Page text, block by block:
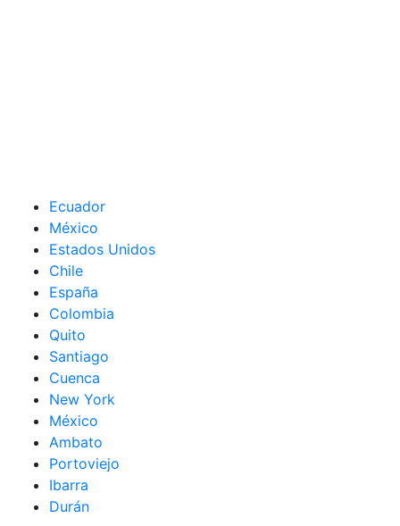
Ecuador
México
Estados Unidos
Chile
España
Colombia
Quito
Santiago
Cuenca
New York
México
Ambato
Portoviejo
Ibarra
Durán